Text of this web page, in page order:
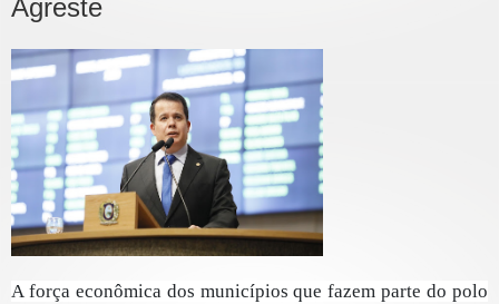
Agreste
A força econômica dos municípios que fazem parte do polo